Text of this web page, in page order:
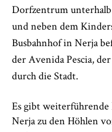
Dorfzentrum
und neben dem
Busbahnhof in Nerja
der Avenida Pescia,
durch die Stadt.
Es gibt weiterführende
Nerja zu den Höhlen